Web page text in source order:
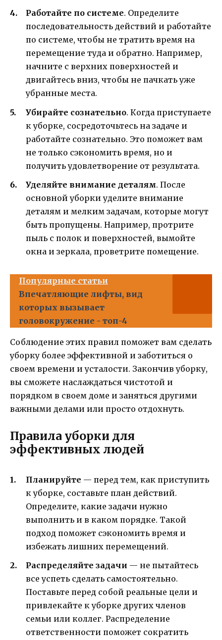
Работайте по системе. Определите
последовательность действий и работайте
по системе, чтобы не тратить время на
перемещение туда и обратно. Например,
начните с верхних поверхностей и
двигайтесь вниз, чтобы не пачкать уже
убранные места.
Убирайте сознательно. Когда приступаете
к уборке, сосредоточьтесь на задаче и
работайте сознательно. Это поможет вам
не только сэкономить время, но и
получить удовлетворение от результата.
Уделяйте внимание деталям. После
основной уборки уделите внимание
деталям и мелким задачам, которые могут
быть пропущены. Например, протрите
пыль с полок и поверхностей, вымойте
окна и зеркала, проветрите помещение.
Популярные статьи
Впечатляющие лифты, вид
которых вызывает
головокружение - топ-4
Соблюдение этих правил поможет вам сделать
уборку более эффективной и заботиться о
своем времени и усталости. Закончив уборку,
вы сможете наслаждаться чистотой и
порядком в своем доме и заняться другими
важными делами или просто отдохнуть.
Правила уборки для
эффективных людей
Планируйте — перед тем, как приступить
к уборке, составьте план действий.
Определите, какие задачи нужно
выполнить и в каком порядке. Такой
подход поможет сэкономить время и
избежать лишних перемещений.
Распределяйте задачи — не пытайтесь
все успеть сделать самостоятельно.
Поставьте перед собой реальные цели и
привлекайте к уборке других членов
семьи или коллег. Распределение
ответственности поможет сократить